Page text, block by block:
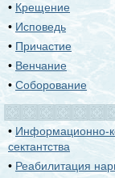
• Крещение
• Исповедь
• Причастие
• Венчание
•Соборование
• Информационно-
сектантства
• Реабилитация